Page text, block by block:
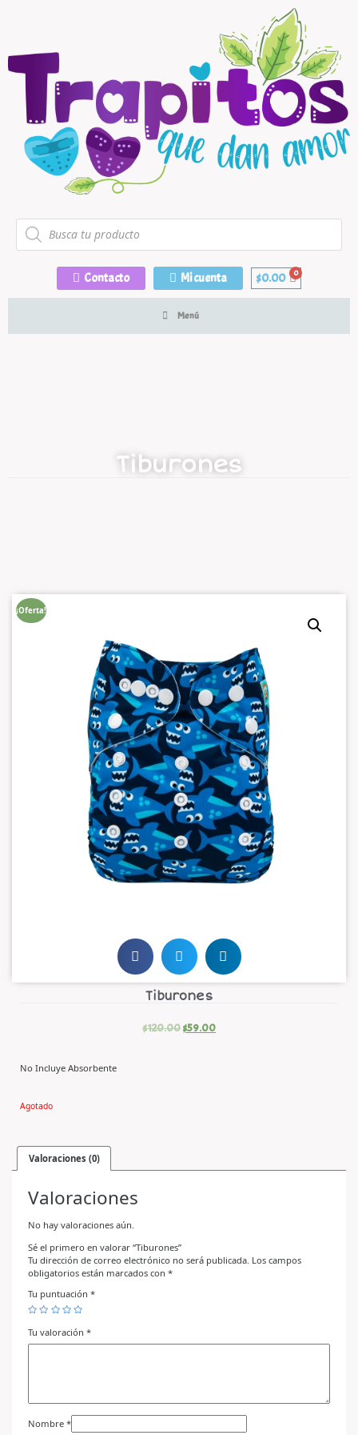
Contacto Mi cuenta $0.00
Menú
Tiburones
¡Oferta!
Tiburones
$120.00$59.00
No Incluye Absorbente
Agotado
Valoraciones (0)
Valoraciones
No hay valoraciones aún.
Sé el primero en valorar “Tiburones”
Tu dirección de correo electrónico no será publicada. Los campos
obligatorios están marcados con *
Tu puntuación *
Tu valoración *
Nombre *